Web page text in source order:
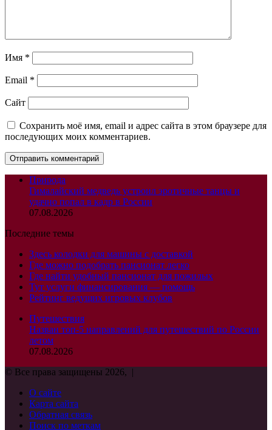
Имя *
Email *
Сайт
Сохранить моё имя, email и адрес сайта в этом браузере для
последующих моих комментариев.
Природа
Гималайский медведь устроил эротичные танцы и
удачно попал в кадр в России
07.08.2026
Последние темы
Здесь колодки для машины с доставкой
Где можно подобрать пансионат легко
Где найти удобный пансионат для пожилых
Тут услуги финансирования — помощь
Рейтинг ведущих игровых клубов
Путешествия
Назван топ-5 направлений для путешествий по России
летом
07.08.2026
© Все права защищены 2026, |
О сайте
Карта сайта
Обратная связь
Поиск по меткам